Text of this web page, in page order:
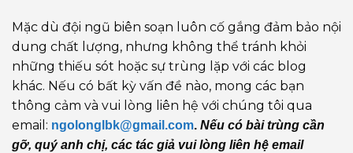
Mặc dù đội ngũ biên soạn luôn cố gắng đảm bảo nội
dung chất lượng, nhưng không thể tránh khỏi
những thiếu sót hoặc sự trùng lặp với các blog
khác. Nếu có bất kỳ vấn đề nào, mong các bạn
thông cảm và vui lòng liên hệ với chúng tôi qua
email: ngolonglbk@gmail.com. Nếu có bài trùng cần
gỡ, quý anh chị, các tác giả vui lòng liên hệ email